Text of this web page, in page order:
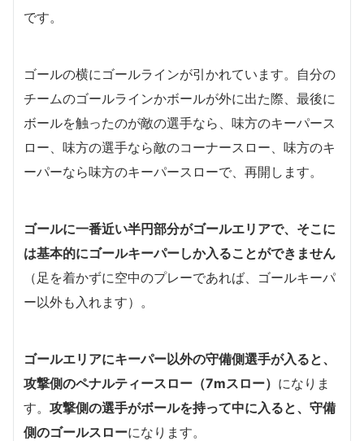
です。
ゴールの横にゴールラインが引かれています。自分の
チームのゴールラインかボールが外に出た際、最後に
ボールを触ったのが敵の選手なら、味方のキーパース
ロー、味方の選手なら敵のコーナースロー、味方のキ
ーパーなら味方のキーパースローで、再開します。
ゴールに一番近い半円部分がゴールエリアで、そこに
は基本的にゴールキーパーしか入ることができません
（足を着かずに空中のプレーであれば、ゴールキーパ
ー以外も入れます）。
ゴールエリアにキーパー以外の守備側選手が入ると、
攻撃側のペナルティースロー（7mスロー） になりま
す。 攻撃側の選手がボールを持って中に入ると、守備
側のゴールスローになります。